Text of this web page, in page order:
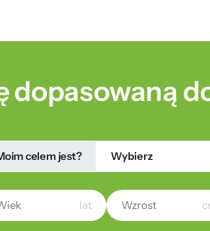
dopasowaną
celem jest?
lat